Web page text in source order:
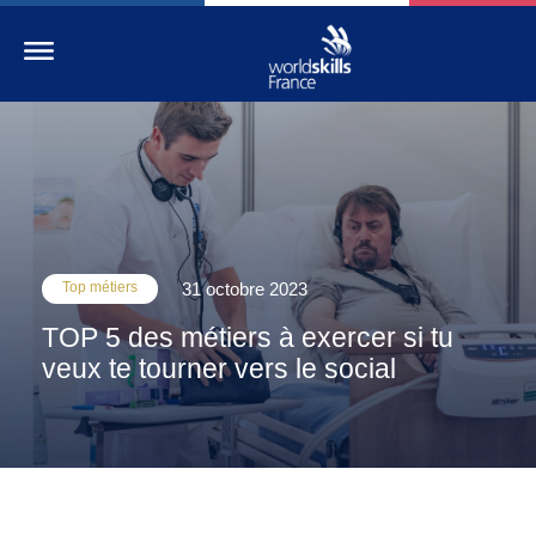
Accueil
WorldSkills France
La compétition
Découvrez un métier
S’informer
S’engager
Nos partenaires
Top métiers 31 octobre 2023
TOP 5 des métiers à exercer si tu
veux te tourner vers le social